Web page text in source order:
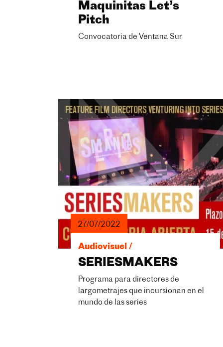
Maquinitas Let’s
Pitch
Convocatoria de Ventana Sur
27/07/2022
Audiovisuel /
SERIESMAKERS
Programa para directores de
largometrajes que incursionan en el
mundo de las series